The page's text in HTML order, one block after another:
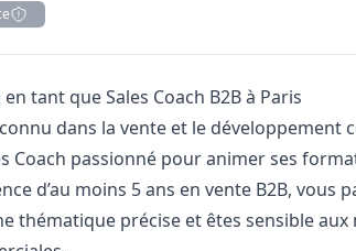
tant que Sales Coach B2B à Paris
dans la vente et le développement
Coach passionné pour animer ses
d’au moins 5 ans en vente B2B, vous
thématique précise et êtes sensible aux